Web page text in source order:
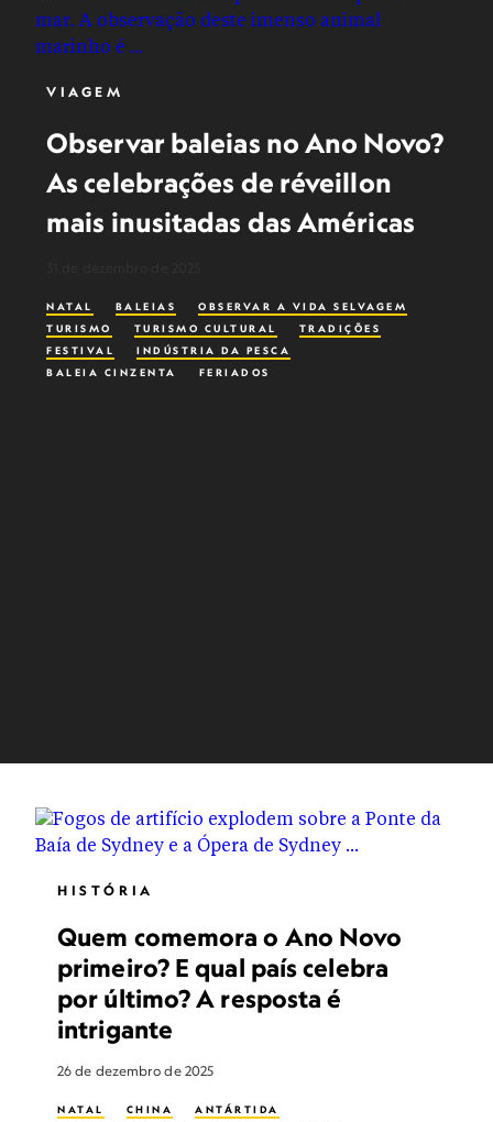
VIAGEM
Observar baleias no Ano Novo?
As celebrações de réveillon
mais inusitadas das Américas
NATAL BALEIAS
OBSERVAR A VIDA SELVAGEM
TURISMO
TURISMO CULTURAL
TRADIÇÕES
FESTIVAL
INDÚSTRIA DA PESCA
BALEIA CINZENTA
FERIADOS
HISTÓRIA
Quem comemora o Ano Novo
primeiro? E qual país celebra
por último? A resposta é
intrigante
26 de dezembro de 2025
NATAL CHINA
ANTÁRTIDA